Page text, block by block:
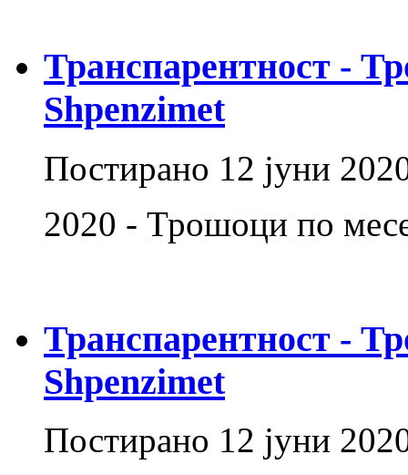
Транспарентност -
Shpenzimet
Постирано 12 јуни
2020 - Трошоци по
Транспарентност -
Shpenzimet
Постирано 12 јуни